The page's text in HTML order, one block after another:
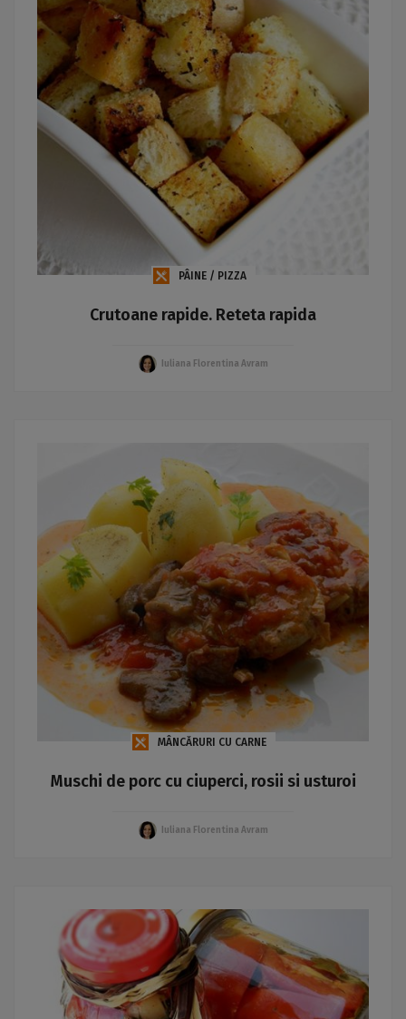
PÂINE / PIZZA
Crutoane rapide. Reteta rapida
Iuliana Florentina Avram
MÂNCĂRURI CU CARNE
Muschi de porc cu ciuperci, rosii si usturoi
Iuliana Florentina Avram